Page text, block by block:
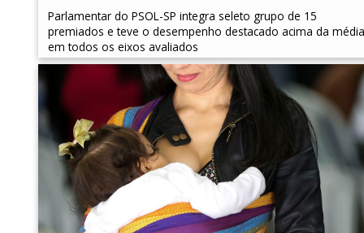
Parlamentar do PSOL-SP integra seleto grupo de 15
premiados e teve o desempenho destacado acima da média
em todos os eixos avaliados